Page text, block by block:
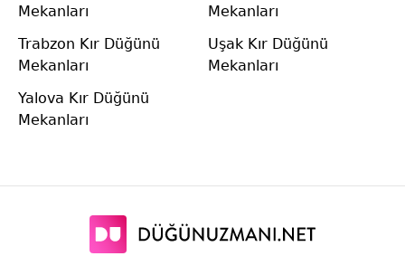
Mekanları
Mekanları
Trabzon Kır Düğünü
Mekanları
Uşak Kır Düğünü
Mekanları
Yalova Kır Düğünü
Mekanları